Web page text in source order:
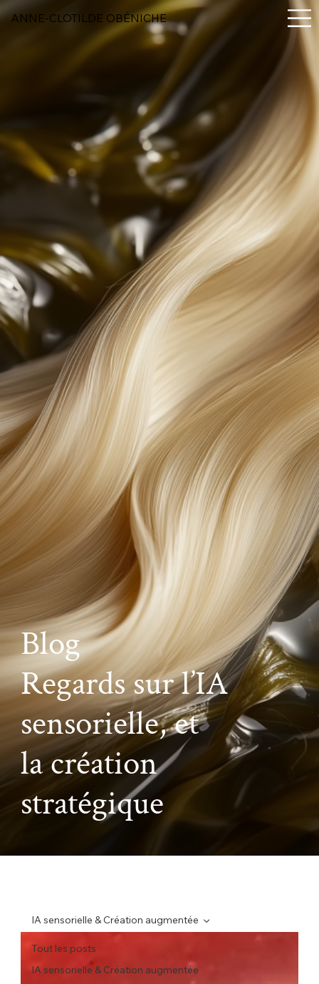
ANNE-CLOTILDE OBÉNICHE
Blog
Regards sur l’IA
sensorielle, et
la création
stratégique
Tout les posts
IA sensorielle & Création augmentée
IA sensorielle & Création augmentée